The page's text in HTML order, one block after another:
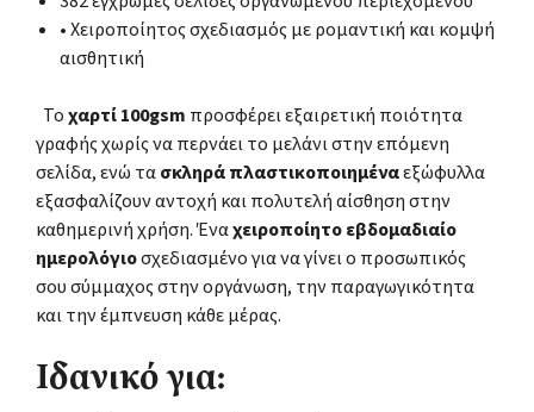
• Χειροποίητος σχεδιασμός με ρομαντική και κομψή
αισθητική
Τοχαρτί 100gsm προσφέρει εξαιρετική ποιότητα
γραφής χωρίς να περνάει το μελάνι στην επόμενη
σελίδα, ενώ τασκληρά πλαστικοποιημέναεξώφυλλα
εξασφαλίζουν αντοχή και πολυτελή αίσθηση στην
καθημερινή χρήση. Έναχειροποίητο εβδομαδιαίο
ημερολόγιοσχεδιασμένο για να γίνει ο προσωπικός
σου σύμμαχος στην οργάνωση, την παραγωγικότητα
και την έμπνευση κάθε μέρας.
Ιδανικό για: